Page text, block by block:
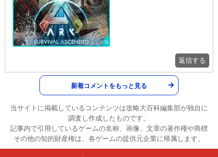
返信する
新着コメントをもっと見る
当サイトに掲載しているコンテンツは攻略大百科編集部が独自に
調査し作成したものです。
記事内で引用しているゲームの名称、画像、文章の著作権や商標
その他の知的財産権は、各ゲームの提供元企業に帰属します。